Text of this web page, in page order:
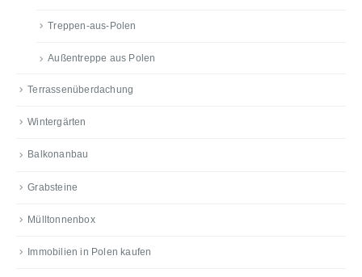
Treppen-aus-Polen
Außentreppe aus Polen
Terrassenüberdachung
Wintergärten
Balkonanbau
Grabsteine
Mülltonnenbox
Immobilien in Polen kaufen